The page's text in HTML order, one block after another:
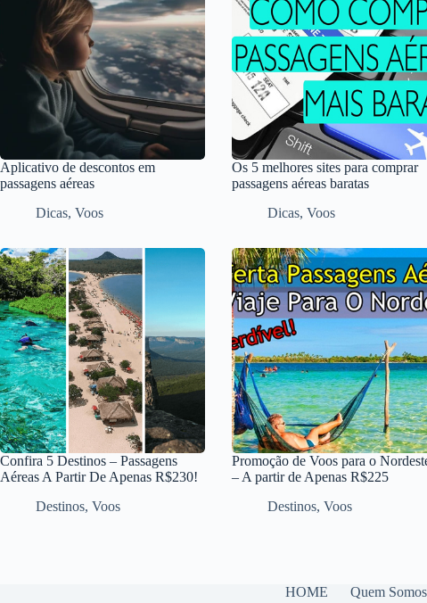
Aplicativo de descontos em
passagens aéreas
Dicas, Voos
Os 5 melhores sites para comprar
passagens aéreas baratas
Dicas, Voos
Confira 5 Destinos – Passagens
Aéreas A Partir De Apenas R$230!
Destinos, Voos
Promoção de Voos para o
– A partir de Apenas R$225
Destinos, Voos
HOME Quem Somos